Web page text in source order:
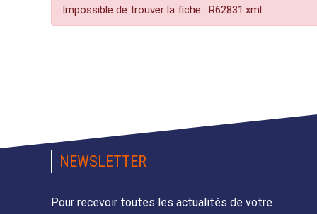
Impossible de trouver la fiche : R62831.xml
NEWSLETTER
Pour recevoir toutes les actualités de votre